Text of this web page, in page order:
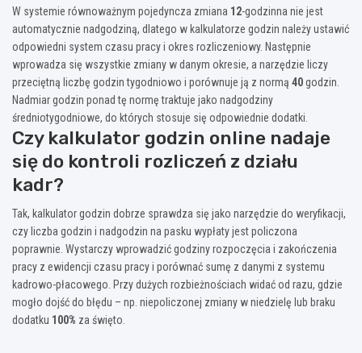
W systemie równoważnym pojedyncza zmiana 12-godzinna nie jest
automatycznie nadgodziną, dlatego w kalkulatorze godzin należy ustawić
odpowiedni system czasu pracy i okres rozliczeniowy. Następnie
wprowadza się wszystkie zmiany w danym okresie, a narzędzie liczy
przeciętną liczbę godzin tygodniowo i porównuje ją z normą 40godzin.
Nadmiar godzin ponad tę normę traktuje jako nadgodziny
średniotygodniowe, do których stosuje się odpowiednie dodatki.
Czy kalkulator godzin online nadaje
się do kontroli rozliczeń z działu
kadr?
Tak, kalkulator godzin dobrze sprawdza się jako narzędzie do weryfikacji,
czy liczba godzin i nadgodzin na pasku wypłaty jest policzona
poprawnie. Wystarczy wprowadzić godziny rozpoczęcia i zakończenia
pracy z ewidencji czasu pracy i porównać sumę z danymi z systemu
kadrowo-płacowego. Przy dużych rozbieżnościach widać od razu, gdzie
mogło dojść do błędu – np. niepoliczonej zmiany w niedzielę lub braku
dodatku 100% za święto.